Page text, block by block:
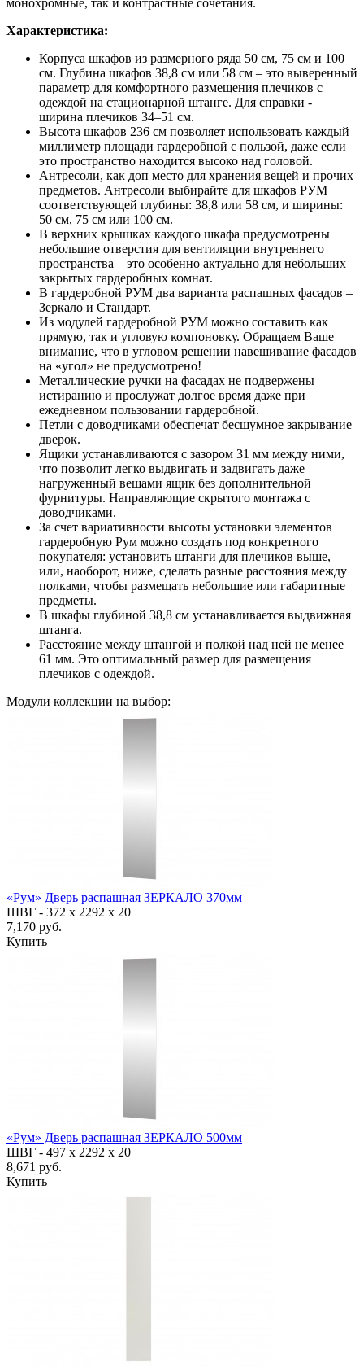
Характеристика:
Корпуса шкафов из размерного ряда 50 см, 75 см и 100
см. Глубина шкафов 38,8 см или 58 см – это выверенный
параметр для комфортного размещения плечиков с
одеждой на стационарной штанге. Для справки -
ширина плечиков 34–51 см.
Высота шкафов 236 см позволяет использовать каждый
миллиметр площади гардеробной с пользой, даже если
это пространство находится высоко над головой.
Антресоли, как доп место для хранения вещей и прочих
предметов. Антресоли выбирайте для шкафов РУМ
соответствующей глубины: 38,8 или 58 см, и ширины:
50 см, 75 см или 100 см.
В верхних крышках каждого шкафа предусмотрены
небольшие отверстия для вентиляции внутреннего
пространства – это особенно актуально для небольших
закрытых гардеробных комнат.
В гардеробной РУМ два варианта распашных фасадов –
Зеркало и Стандарт.
Из модулей гардеробной РУМ можно составить как
прямую, так и угловую компоновку. Обращаем Ваше
внимание, что в угловом решении навешивание фасадов
на «угол» не предусмотрено!
Металлические ручки на фасадах не подвержены
истиранию и прослужат долгое время даже при
ежедневном пользовании гардеробной.
Петли с доводчиками обеспечат бесшумное закрывание
дверок.
Ящики устанавливаются с зазором 31 мм между ними,
что позволит легко выдвигать и задвигать даже
нагруженный вещами ящик без дополнительной
фурнитуры. Направляющие скрытого монтажа с
доводчиками.
За счет вариативности высоты установки элементов
гардеробную Рум можно создать под конкретного
покупателя: установить штанги для плечиков выше,
или, наоборот, ниже, сделать разные расстояния между
полками, чтобы размещать небольшие или габаритные
предметы.
В шкафы глубиной 38,8 см устанавливается выдвижная
штанга.
Расстояние между штангой и полкой над ней не менее
61 мм. Это оптимальный размер для размещения
плечиков с одеждой.
Модули коллекции на выбор:
«Рум» Дверь распашная ЗЕРКАЛО 370мм
ШВГ - 372 х 2292 х 20
7,170 руб.
Купить
«Рум» Дверь распашная ЗЕРКАЛО 500мм
ШВГ - 497 х 2292 х 20
8,671 руб.
Купить